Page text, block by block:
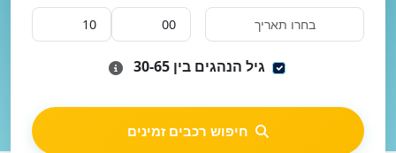
גיל הנהגים בין 30-65
חיפוש רכבים זמינים